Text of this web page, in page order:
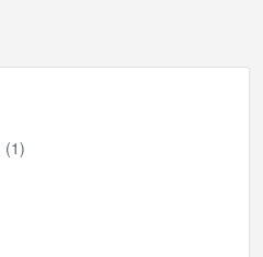
(1)